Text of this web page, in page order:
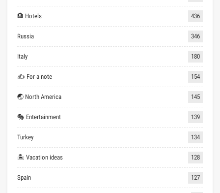
🏨 Hotels 436
Russia 346
Italy 180
✍ For a note 154
🌏 North America 145
🎭 Entertainment 139
Turkey 134
🏝 Vacation ideas 128
Spain 127